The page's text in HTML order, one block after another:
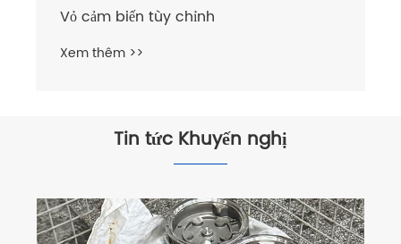
Vỏ cảm biến tùy chỉnh
Xem thêm >>
Tin tức Khuyến nghị